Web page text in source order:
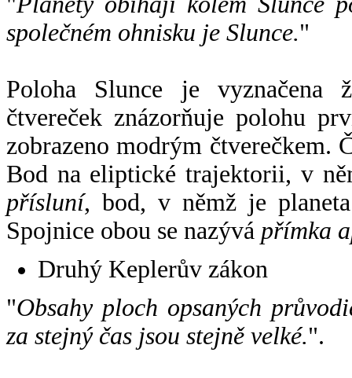
společném ohnisku je Slunce."
Poloha Slunce je vyznačena
čtvereček znázorňuje polohu
zobrazeno modrým čtverečkem.
Bod na eliptické trajektorii, v
přísluní, bod, v němž je
Spojnice obou se nazývá přímka
Druhý Keplerův zákon
"Obsahy ploch opsaných
za stejný čas jsou stejně velké.".